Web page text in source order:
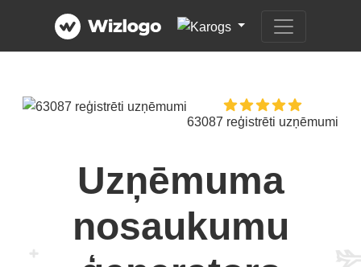
63087 reģistrēti uzņēmumi
Uzņēmuma
nosaukumu